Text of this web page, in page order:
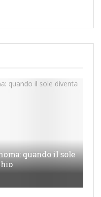
quando il sole